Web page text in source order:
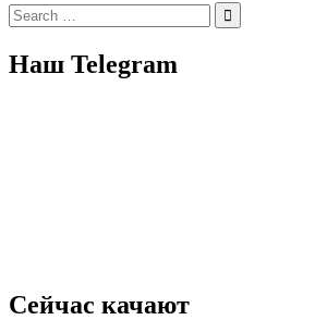
Search
for:
Наш Telegram
Сейчас качают